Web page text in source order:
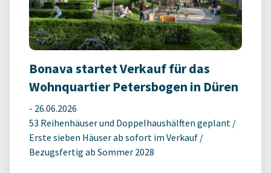
Bonava startet Verkauf für das
Wohnquartier Petersbogen in Düren
- 26.06.2026
53 Reihenhäuser und Doppelhaushälften geplant /
Erste sieben Häuser ab sofort im Verkauf /
Bezugsfertig ab Sommer 2028